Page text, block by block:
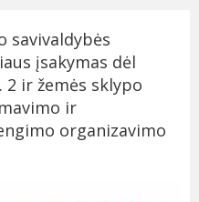
savivaldybės
įsakymas dėl
2 ir žemės sklypo
ir
organizavimo